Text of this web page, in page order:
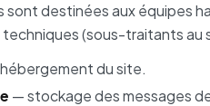
sont destinées aux équipes
(sous-traitants au
du site.
— stockage des messages